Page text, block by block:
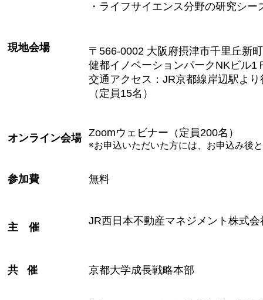
・ライフサイエンス分野の研究シ
現地会場 〒 566-0002 大阪府摂津市千里丘新町
健都イノベーションパーク NKビル1
交通アクセス： JR京都線岸辺駅より
（定員15名）
オンライン会場 Zoomウェビナー（定員200名）
※お申込いただいた方には、 お申込み後
参加費 無料
主 催
JR西日本不動産マネジメント株式
共 催 京都大学成長戦略本部